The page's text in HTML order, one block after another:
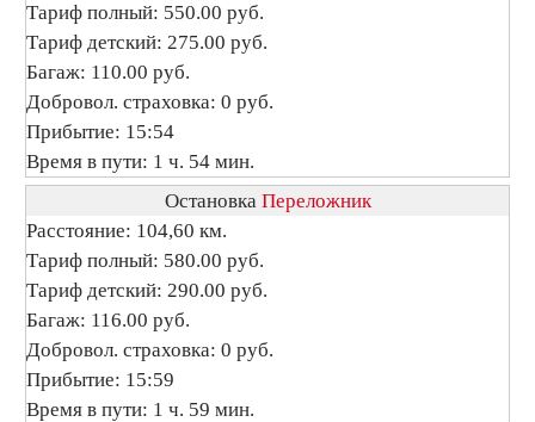
Тариф полный: 550.00 руб.
Тариф детский: 275.00 руб.
Багаж: 110.00 руб.
Добровол. страховка: 0 руб.
Прибытие: 15:54
Время в пути: 1 ч. 54 мин.
Остановка Переложник
Расстояние: 104,60 км.
Тариф полный: 580.00 руб.
Тариф детский: 290.00 руб.
Багаж: 116.00 руб.
Добровол. страховка: 0 руб.
Прибытие: 15:59
Время в пути: 1 ч. 59 мин.